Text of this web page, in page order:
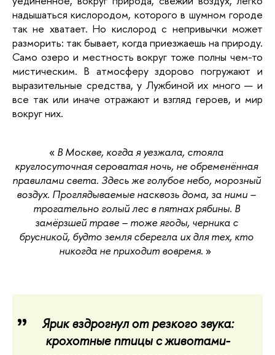
надышаться кислородом, которого в шумном городе
так не хватает. Но кислород с непривычки может
разморить: так бывает, когда приезжаешь на природу.
Само озеро и местность вокруг тоже полны чем-то
мистическим. В атмосферу здорово погружают и
выразительные средства, у Лужбиной их много — и
все так или иначе отражают и взгляд героев, и мир
вокруг них.
« В Москве, когда я уезжала, стояла
круглосуточная сероватая ночь, не обременённая
правилами света. Здесь же голубое небо, морозный
воздух. Проглядываемые насквозь дома, за ними –
трогательно голый лес в пятнах рябины. В
замёрзшей траве – тоже ягоды, черника с
брусникой, будто земля сберегла их для тех, кто
никогда не приходит вовремя. »
Ярик вздрогнул от резкого звука:
крохотные птицы с животами-